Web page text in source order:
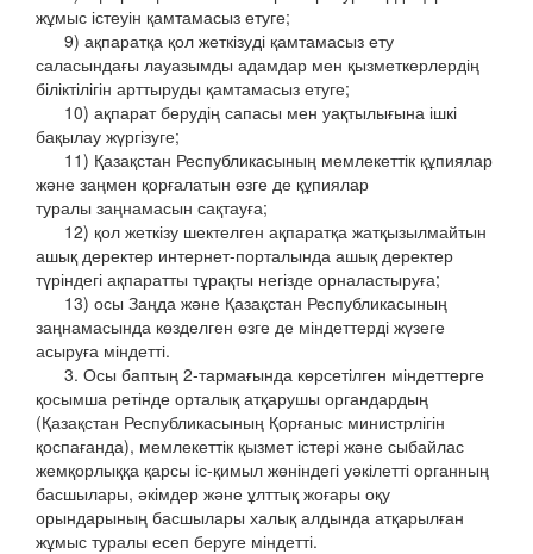
жұмыс істеуін қамтамасыз етуге;
9) ақпаратқа қол жеткізуді қамтамасыз ету
саласындағы лауазымды адамдар мен қызметкерлердің
біліктілігін арттыруды қамтамасыз етуге;
10) ақпарат берудің сапасы мен уақтылығына ішкі
бақылау жүргізуге;
11) Қазақстан Республикасының мемлекеттік құпиялар
және заңмен қорғалатын өзге де құпиялар
туралы заңнамасын сақтауға;
12) қол жеткізу шектелген ақпаратқа жатқызылмайтын
ашық деректер интернет-порталында ашық деректер
түріндегі ақпаратты тұрақты негізде орналастыруға;
13) осы Заңда және Қазақстан Республикасының
заңнамасында көзделген өзге де міндеттерді жүзеге
асыруға міндетті.
3. Осы баптың 2-тармағында көрсетілген міндеттерге
қосымша ретінде орталық атқарушы органдардың
(Қазақстан Республикасының Қорғаныс министрлігін
қоспағанда), мемлекеттік қызмет істері және сыбайлас
жемқорлыққа қарсы іс-қимыл жөніндегі уәкілетті органның
басшылары, әкімдер және ұлттық жоғары оқу
орындарының басшылары халық алдында атқарылған
жұмыс туралы есеп беруге міндетті.